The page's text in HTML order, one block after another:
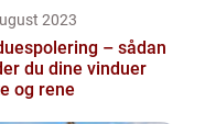
2023
– sådan
du dine vinduer
og rene